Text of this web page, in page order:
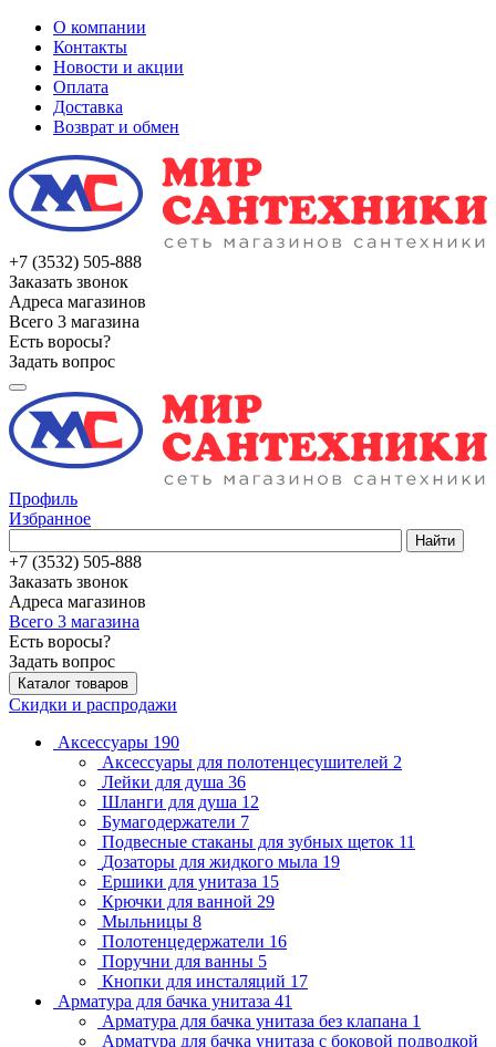
О компании
Контакты
Новости и акции
Оплата
Доставка
Возврат и обмен
+7 (3532) 505-888
Заказать звонок
Адреса магазинов
Всего 3 магазина
Есть воросы?
Задать вопрос
Профиль
Избранное
Найти
+7 (3532) 505-888
Заказать звонок
Адреса магазинов
Всего 3 магазина
Есть воросы?
Задать вопрос
Каталог товаров
Скидки и распродажи
Аксессуары 190
Аксессуары для полотенцесушителей 2
Лейки для душа 36
Шланги для душа 12
Бумагодержатели 7
Подвесные стаканы для зубных щеток 11
Дозаторы для жидкого мыла 19
Ершики для унитаза 15
Крючки для ванной 29
Мыльницы 8
Полотенцедержатели 16
Поручни для ванны 5
Кнопки для инсталяций 17
Арматура для бачка унитаза 41
Арматура для бачка унитаза без клапана 1
Арматура для бачка унитаза с боковой подводкой